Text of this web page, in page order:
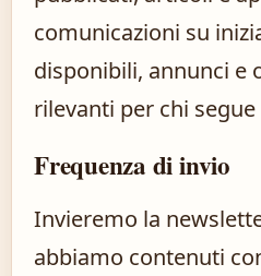
comunicazioni su
disponibili, annunci e
rilevanti per chi
Frequenza di invio
Invieremo la
abbiamo contenuti